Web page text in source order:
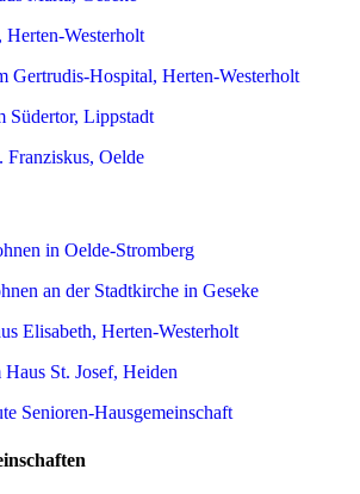
Herten-Westerholt
Gertrudis-Hospital, Herten-Westerholt
Südertor, Lippstadt
Franziskus, Oelde
in Oelde-Stromberg
an der Stadtkirche in Geseke
Elisabeth, Herten-Westerholt
St. Josef, Heiden
Senioren-Hausgemeinschaft